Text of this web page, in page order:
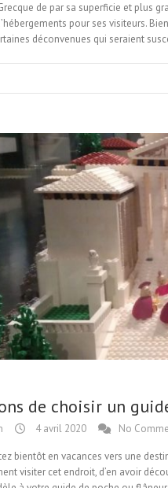
de par sa superficie et plus
pour ses visiteurs.
déconvenues qui seraient
de choisir un
4 avril 2020 No
bientôt en vacances vers une
visiter cet endroit, d’en avoir